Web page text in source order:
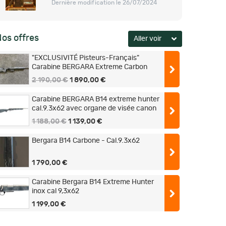
Dernière modification le 26/07/2024
offres
"EXCLUSIVITÉ Pisteurs-Français"
Carabine BERGARA Extreme Carbon
Calibre 9,3x62 (Seulement 2,900 Kg)
2 190,00 € 1 890,00 €
Carabine BERGARA B14 extreme hunter
cal.9.3x62 avec organe de visée canon
de 46cm
1 188,00 € 1 139,00 €
Bergara B14 Carbone - Cal.9.3x62
1 790,00 €
Carabine Bergara B14 Extreme Hunter
inox cal 9,3x62
1 199,00 €